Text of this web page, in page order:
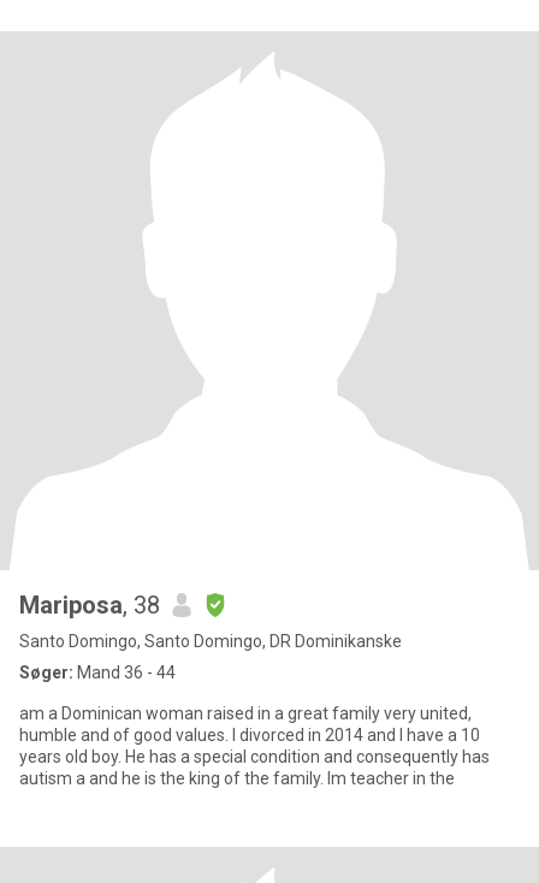
Mariposa, 38
Santo Domingo, Santo Domingo, DR Dominikanske
Søger: Mand 36 - 44
am a Dominican woman raised in a great family very united,
humble and of good values. I divorced in 2014 and I have a 10
years old boy. He has a special condition and consequently has
autism a and he is the king of the family. Im teacher in the